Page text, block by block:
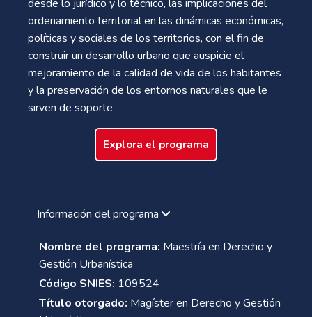
desde lo jurídico y lo técnico, las implicaciones del
ordenamiento territorial en las dinámicas económicas,
políticas y sociales de los territorios, con el fin de
construir un desarrollo urbano que auspicie el
mejoramiento de la calidad de vida de los habitantes
y la preservación de los entornos naturales que le
sirven de soporte.
Explora el programa
Información del programa
Nombre del programa: Maestría en Derecho y
Gestión Urbanística
Código SNIES: 109524
Título otorgado: Magíster en Derecho y Gestión